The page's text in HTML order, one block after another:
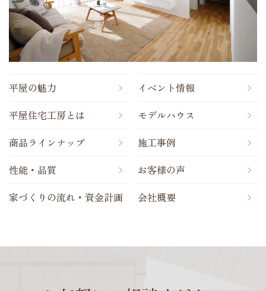
平屋の魅力
平屋住宅工房とは
商品ラインナップ
性能・品質
家づくりの流れ・資金計画
イベント情報
モデルハウス
施工事例
お客様の声
会社概要